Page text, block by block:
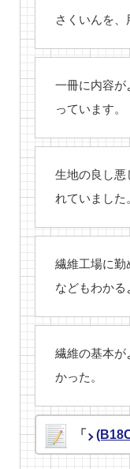
さくいんを、
一冊に内容が
っています。
生地の良し悪
れていました
繊維工場に勤
などもわかる
繊維の基本が
かった。
「